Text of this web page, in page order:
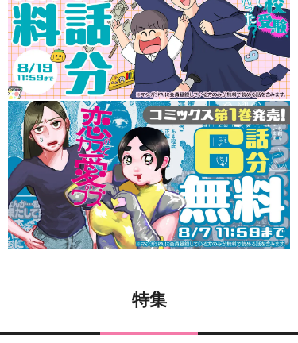
特集